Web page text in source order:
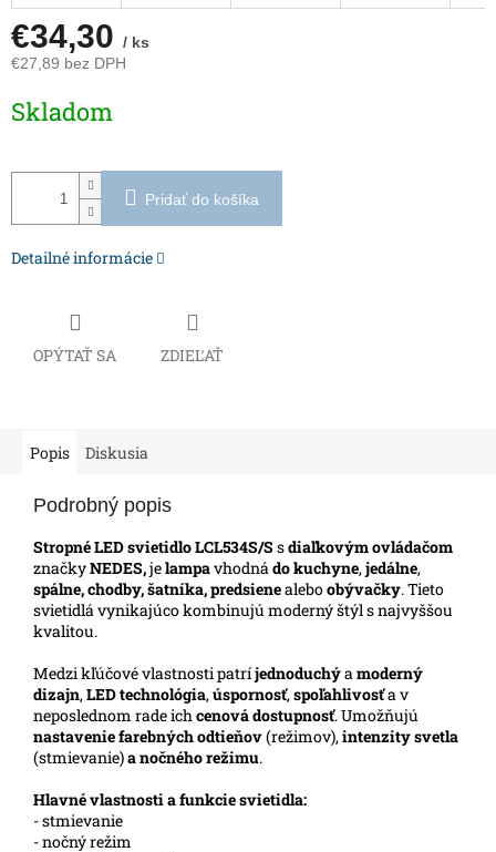
€34,30 / ks
€27,89 bez DPH
cena:
Skladom
Pridať do košíka
Detailné informácie
OPÝTAŤ SA ZDIEĽAŤ
Popis Diskusia
Podrobný popis
Stropné LED svietidlo LCL534S/S sdiaľkovým ovládačom
značkyNEDES,jelampavhodnádo kuchyne,jedálne,
spálne, chodby, šatníka,predsienealeboobývačky. Tieto
svietidlá vynikajúco kombinujú moderný štýl s najvyššou
kvalitou.
Medzi kľúčové vlastnosti patríjednoduchýamoderný
dizajn,LED technológia,úspornosť,spoľahlivosťa v
neposlednom rade ichcenová dostupnosť. Umožňujú
nastavenie farebných odtieňov(režimov),intenzity svetla
(stmievanie)a nočného režimu.
Hlavné vlastnosti a funkcie svietidla:
- stmievanie
- nočný režim